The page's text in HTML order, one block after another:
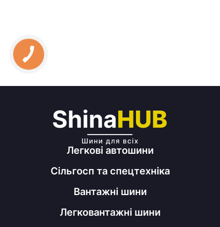
Легкові автошини
Сільгосп та спецтехніка
Вантажні шини
Легковантажні шини